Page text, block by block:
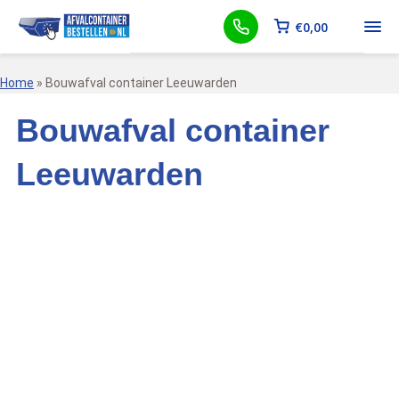
€0,00
Home » Bouwafval container Leeuwarden
Bouwafval container
Leeuwarden